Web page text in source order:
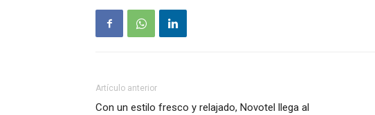
Artículo anterior
Con un estilo fresco y relajado, Novotel llega al